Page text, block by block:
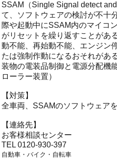
SSAM（Single Signal detect
て、ソフトウェアの検討が不十
際や起動中にSSAM内のマイコ
がリセットを繰り返すことがあ
動不能、再始動不能、エンジン
たは強制作動になるおそれがあ
装物の電装品制御と電源分配機
ローラー装置）
【対策】
全車両、SSAMのソフトウェア
【連絡先】
お客様相談センター
TEL 0120-930-397
自動車・バイク・自転車